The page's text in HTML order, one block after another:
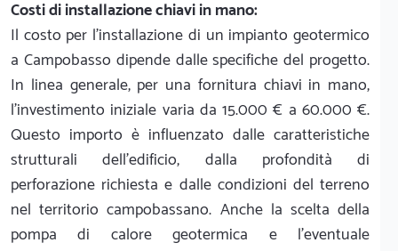
Costi di installazione chiavi in mano:
Il costo per l'installazione di un impianto geotermico
a Campobasso dipende dalle specifiche del progetto.
In linea generale, per una fornitura chiavi in mano,
l'investimento iniziale varia da 15.000 € a 60.000 €.
Questo importo è influenzato dalle caratteristiche
strutturali dell'edificio, dalla profondità di
perforazione richiesta e dalle condizioni del terreno
nel territorio campobassano. Anche la scelta della
pompa di calore geotermica e l'eventuale